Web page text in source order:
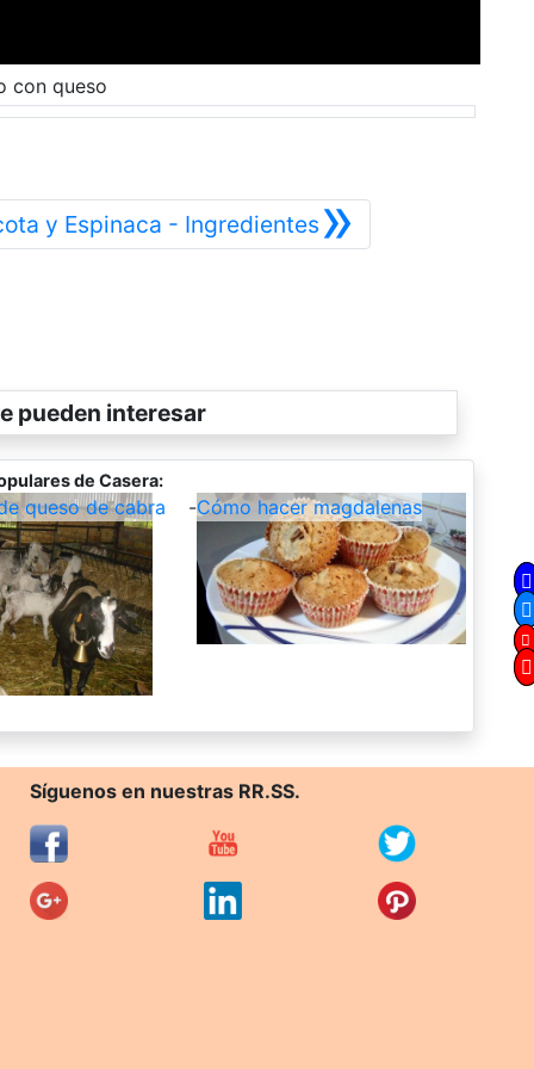
con queso
»
y Espinaca - IngredientesSiguiente
pueden interesar
de Casera:
queso de cabra -Cómo hacer magdalenas
Síguenos en nuestras RR.SS.